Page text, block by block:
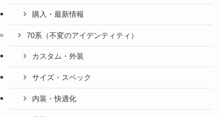
購入・最新情報
70系（不変のアイデンティティ）
カスタム・外装
サイズ・スペック
内装・快適化